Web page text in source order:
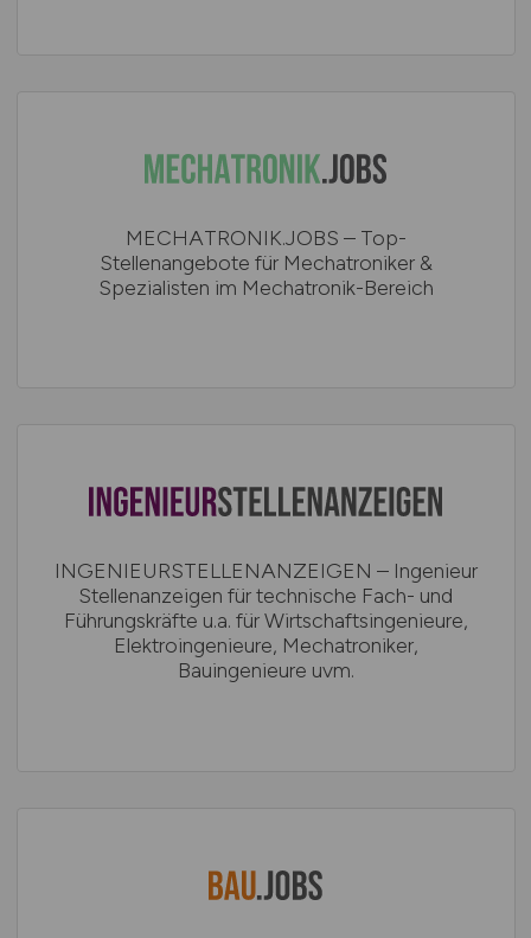
MECHATRONIK.JOBS – Top-
Stellenangebote für Mechatroniker &
Spezialisten im Mechatronik-Bereich
INGENIEURSTELLENANZEIGEN – Ingenieur
Stellenanzeigen für technische Fach- und
Führungskräfte u.a. für Wirtschaftsingenieure,
Elektroingenieure, Mechatroniker,
Bauingenieure uvm.